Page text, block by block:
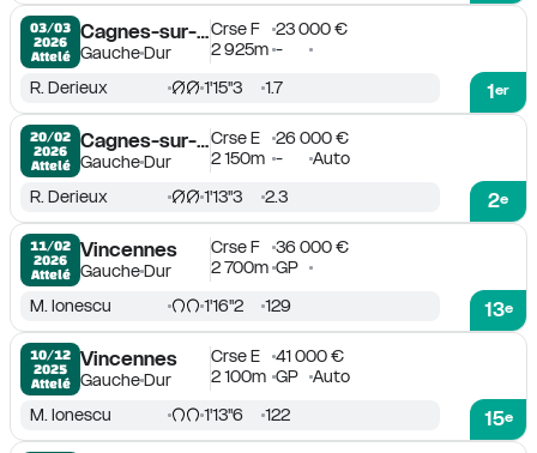
03/03
2026
Attelé
Cagnes-sur-Mer
GaucheDur
Crse F
23 000 €
2 925m -
1er
R. Derieux 1'15''3 1.7
20/02
2026
Attelé
Cagnes-sur-Mer
GaucheDur
Crse E
26 000 €
2 150m - Auto
2e
R. Derieux 1'13''3 2.3
11/02
2026
Attelé
Vincennes
GaucheDur
Crse F
36 000 €
2 700m GP
13e
M. Ionescu 1'16''2 129
10/12
2025
Attelé
Vincennes
GaucheDur
Crse E
41 000 €
2 100m GP Auto
15e
M. Ionescu 1'13''6 122